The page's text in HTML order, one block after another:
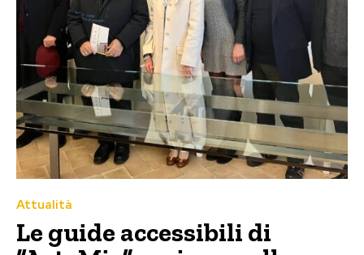
Attualità
Le guide accessibili di